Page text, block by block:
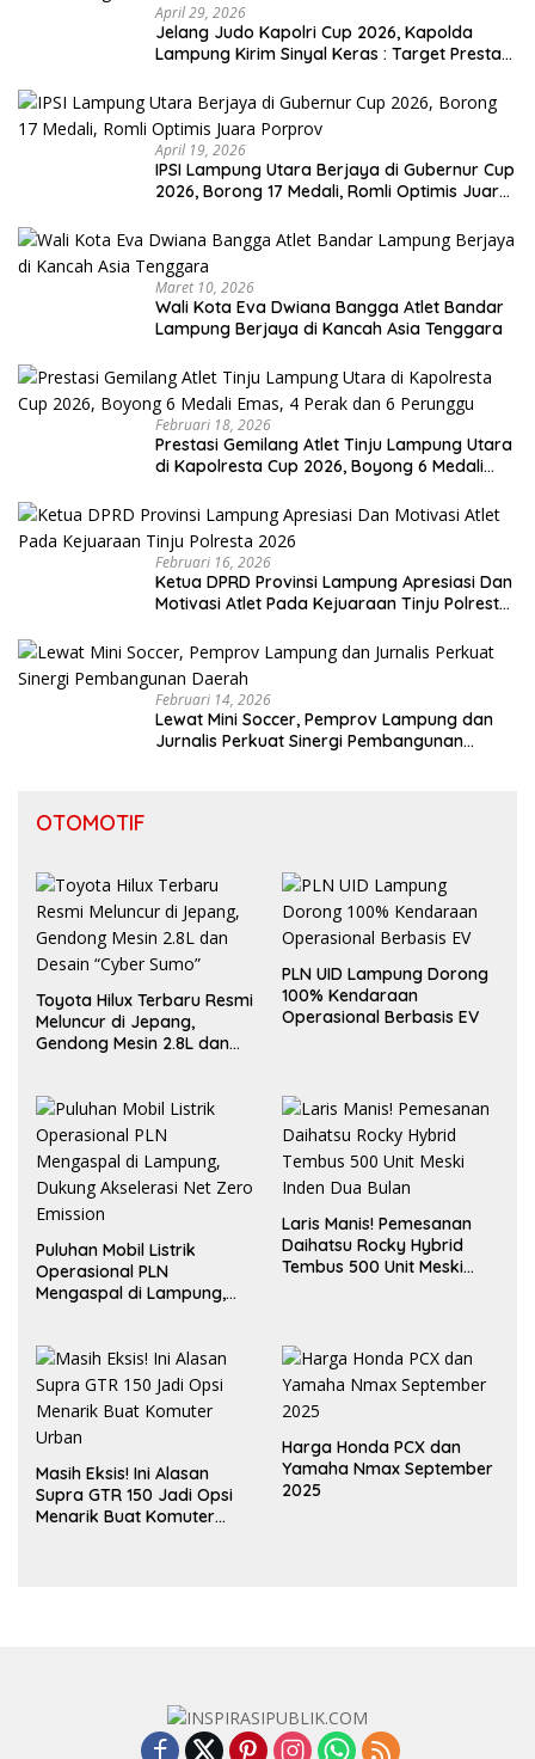
April 29, 2026
Jelang Judo Kapolri Cup 2026, Kapolda
Lampung Kirim Sinyal Keras : Target Prestasi
April 19, 2026
IPSI Lampung Utara Berjaya di Gubernur Cup
2026, Borong 17 Medali, Romli Optimis Juara
Maret 10, 2026
Wali Kota Eva Dwiana Bangga Atlet Bandar
Lampung Berjaya di Kancah Asia Tenggara
Februari 18, 2026
Prestasi Gemilang Atlet Tinju Lampung Utara
di Kapolresta Cup 2026, Boyong 6 Medali
Februari 16, 2026
Ketua DPRD Provinsi Lampung Apresiasi Dan
Motivasi Atlet Pada Kejuaraan Tinju Polresta
Februari 14, 2026
Lewat Mini Soccer, Pemprov Lampung dan
Jurnalis Perkuat Sinergi Pembangunan
OTOMOTIF
Toyota Hilux Terbaru Resmi
Meluncur di Jepang,
Gendong Mesin 2.8L dan
PLN UID Lampung Dorong
100% Kendaraan
Operasional Berbasis EV
Puluhan Mobil Listrik
Operasional PLN
Mengaspal di Lampung,
Laris Manis! Pemesanan
Daihatsu Rocky Hybrid
Tembus 500 Unit Meski
Masih Eksis! Ini Alasan
Supra GTR 150 Jadi Opsi
Menarik Buat Komuter
Harga Honda PCX dan
Yamaha Nmax September
2025